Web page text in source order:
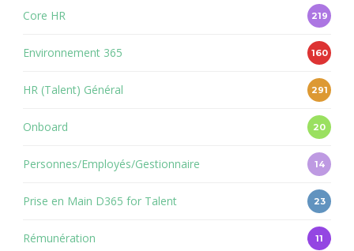
Core HR 219
Environnement 365 160
HR (Talent) Général 291
Onboard 20
Personnes/Employés/Gestionnaire 14
Prise en Main D365 for Talent 23
Rémunération 11